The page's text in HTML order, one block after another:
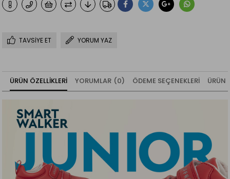
Smart Walker Junior’ın “Terapötik Mat Renkler”i,
etki sağlıyor. Aynı zamanda dikkat dağılmasını
önler ve uzun süreli görevlerde daha iyi performans
göstermelerine yardımcı olur. “Terapötik Mat
Renkler”, zihinsel odaklanmayı artırırken duygusal
dengeyi teşvik eder ve öğrenme süreçlerini olumlu
bir şekilde etkiler.
AKILLI CIRT SISTEMI: SMART WINGVELCROS DUO
TAVSIYE ET YORUM YAZ
ÜRÜN ÖZELLIKLERI YORUMLAR (0) ÖDEME SEÇENEKLERI ÜRÜN